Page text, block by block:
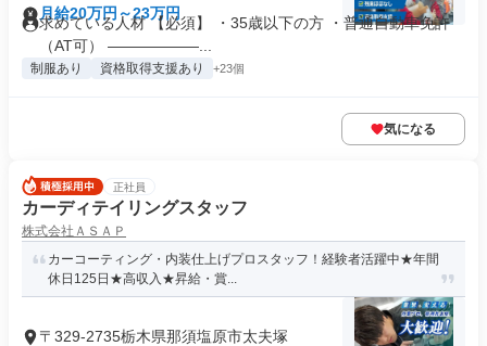
月給20万円～23万円
求めている人材 【必須】 ・35歳以下の方 ・普通自動車免許
（AT可） ――――――...
制服あり 資格取得支援あり +23個
気になる
正社員
カーディテイリングスタッフ
株式会社ＡＳＡＰ
カーコーティング・内装仕上げプロスタッフ！経験者活躍中★年間
休日125日★高収入★昇給・賞...
〒329-2735栃木県那須塩原市太夫塚